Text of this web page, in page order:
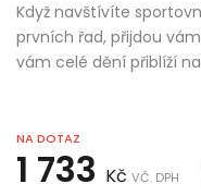
Když navštívíte
prvních řad, přijdou
vám celé dění přiblíží
NA DOTAZ
1 733 Kč VČ. DPH